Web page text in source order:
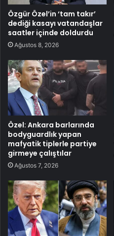
Özgür Özel’in ‘tam takır’
dediği kasayı vatandaşlar
saatler içinde doldurdu
Ağustos 8, 2026
Özel: Ankara barlarında
bodyguardlık yapan
mafyatik tiplerle partiye
girmeye çalıştılar
Ağustos 7, 2026